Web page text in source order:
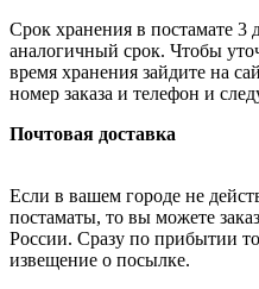
Срок хранения в постамате
аналогичный срок. Чтобы
время хранения зайдите на
номер заказа и телефон и
Почтовая доставка
Если в вашем городе не
постаматы, то вы можете
России. Сразу по прибытии
извещение о посылке.